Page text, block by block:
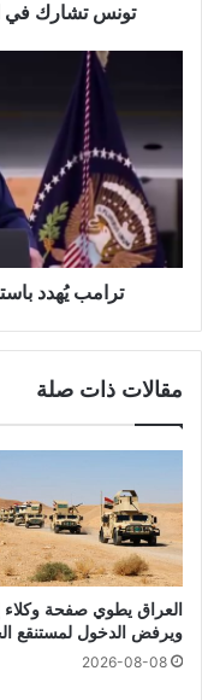
تونس تشارك في
ترامب يُهدد
مقالات ذات صلة
العراق يطوي صفحة وكلاء
ويرفض الدخول لمستنقع
2026-08-08